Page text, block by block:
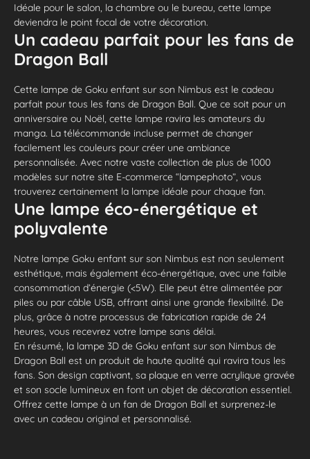
Idéale pour le salon, la chambre ou le bureau, cette lampe
deviendra le point focal de votre décoration.
Un cadeau parfait pour les fans de
Dragon Ball
Cette lampe de Goku enfant sur son Nimbus est le cadeau
parfait pour tous les fans de Dragon Ball. Que ce soit pour un
anniversaire ou Noël, cette lampe ravira les amateurs du
manga. La télécommande incluse permet de changer
facilement les couleurs pour créer une ambiance
personnalisée. Avec notre vaste collection de plus de 1000
modèles sur notre site E-commerce “lampephoto”, vous
trouverez certainement la lampe idéale pour chaque fan.
Une lampe éco-énergétique et
polyvalente
Notre lampe Goku enfant sur son Nimbus est non seulement
esthétique, mais également éco-énergétique, avec une faible
consommation d’énergie (<5W). Elle peut être alimentée par
piles ou par câble USB, offrant ainsi une grande flexibilité. De
plus, grâce à notre processus de fabrication rapide de 24
heures, vous recevrez votre lampe sans délai.
En résumé, la lampe 3D de Goku enfant sur son Nimbus de
Dragon Ball est un produit de haute qualité qui ravira tous les
fans. Son design captivant, sa plaque en verre acrylique gravée
et son socle lumineux en font un objet de décoration essentiel.
Offrez cette lampe à un fan de Dragon Ball et surprenez-le
avec un cadeau original et personnalisé.